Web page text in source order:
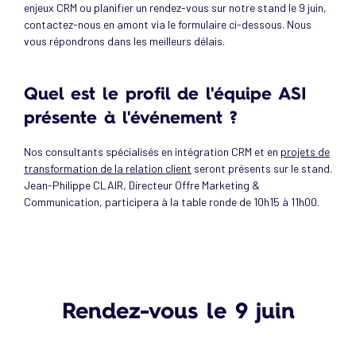
enjeux CRM ou planifier un rendez-vous sur notre stand le 9 juin,
contactez-nous en amont via le formulaire ci-dessous. Nous
vous répondrons dans les meilleurs délais.
Quel est le profil de l'équipe ASI
présente à l'événement ?
Nos consultants spécialisés en intégration CRM et en projets de
transformation de la relation client seront présents sur le stand.
Jean-Philippe CLAIR, Directeur Offre Marketing &
Communication, participera à la table ronde de 10h15 à 11h00.
Rendez-vous le 9 juin